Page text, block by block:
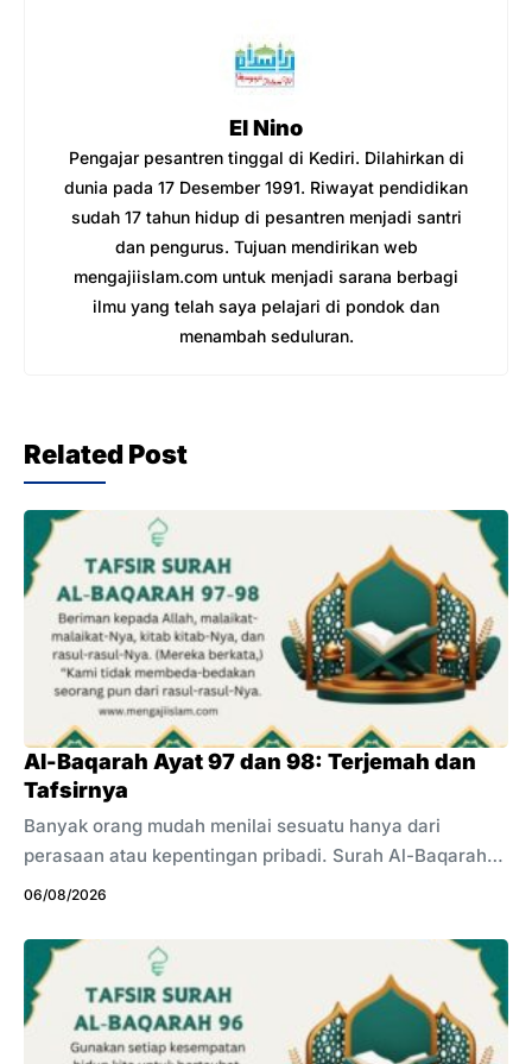
El Nino
Pengajar pesantren tinggal di Kediri. Dilahirkan di
dunia pada 17 Desember 1991. Riwayat pendidikan
sudah 17 tahun hidup di pesantren menjadi santri
dan pengurus. Tujuan mendirikan web
mengajiislam.com untuk menjadi sarana berbagi
ilmu yang telah saya pelajari di pondok dan
menambah seduluran.
Related Post
Al-Baqarah Ayat 97 dan 98: Terjemah dan
Tafsirnya
Banyak orang mudah menilai sesuatu hanya dari
perasaan atau kepentingan pribadi. Surah Al-Baqarah
ayat 97 dan 98 mengingatkan bahwa keimanan harus
salah terhadap pembawa kebenaran dapat menyeret
seseorang kepada penolakan terhadap petunjuk Allah.
Ayat ini menjawab anggapan sebagian Bani Israil yang
memusuhi Malaikat Jibril. Mereka menganggap Jibril
06/08/2026